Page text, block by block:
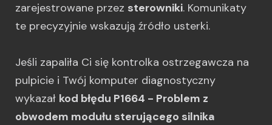
zarejestrowane przez sterowniki. Komunikaty
te precyzyjnie wskazują źródło usterki.
Jeśli zapaliła Ci się kontrolka ostrzegawcza na
pulpicie i Twój komputer diagnostyczny
wykazał kod błędu P1664 - Problem z
obwodem modułu sterującego silnika